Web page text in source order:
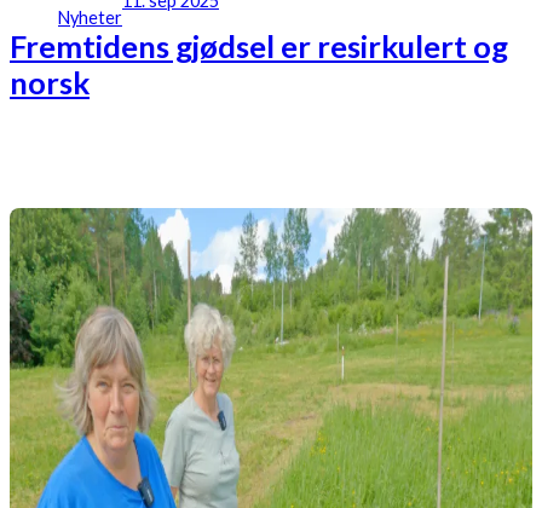
Nyheter
Fremtidens gjødsel er resirkulert og
norsk